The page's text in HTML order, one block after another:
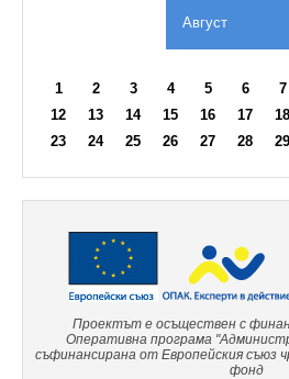
Август
1 2 3 4 5 6 7
12
13 14 15 16 17 18
23
24 25 26 27 28 29
Проектът е осъществен с
Оперативна програма
съфинансирана от Европейския съюз
фонд